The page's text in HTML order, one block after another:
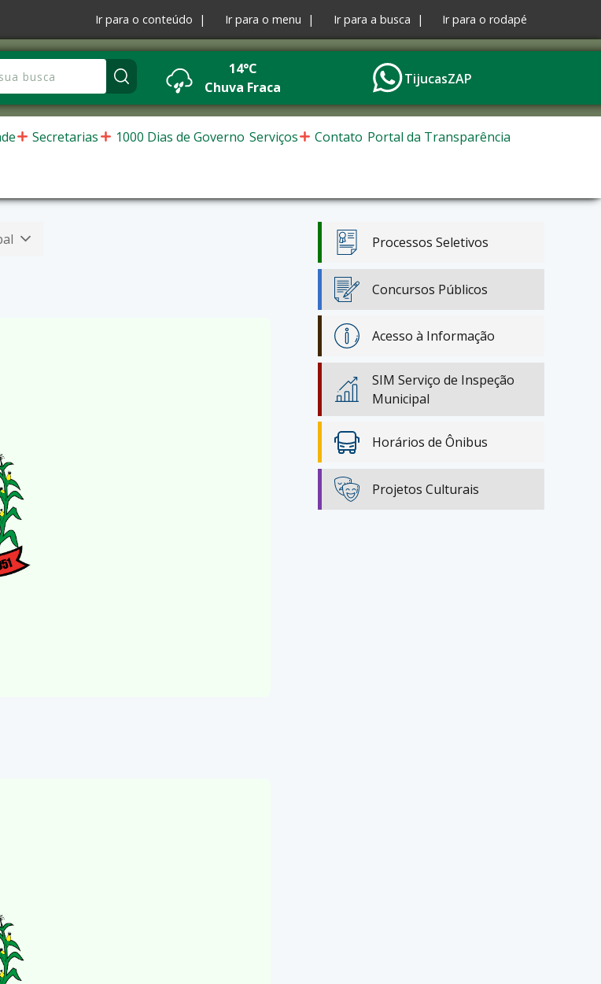
Ir para o conteúdo | Ir para o menu | Ir para a busca | Ir para o rodapé
14°C
Chuva Fraca
TijucasZAP
Secretarias 1000 Dias de Governo Serviços Contato Portal da Transparência
Processos Seletivos
Concursos Públicos
Acesso à Informação
SIM Serviço de Inspeção
Municipal
Horários de Ônibus
Projetos Culturais